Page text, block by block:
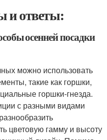
и ответы:
осенней посадки
можно использовать
такие как горшки,
горшки-гнезда.
с разными видами
цветовую гамму и высоту